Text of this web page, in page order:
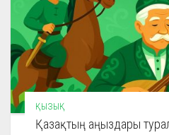
ҚЫЗЫҚ
Қазақтың аңыздары